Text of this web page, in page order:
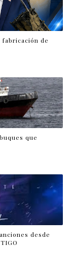
fabricación de
que
desde